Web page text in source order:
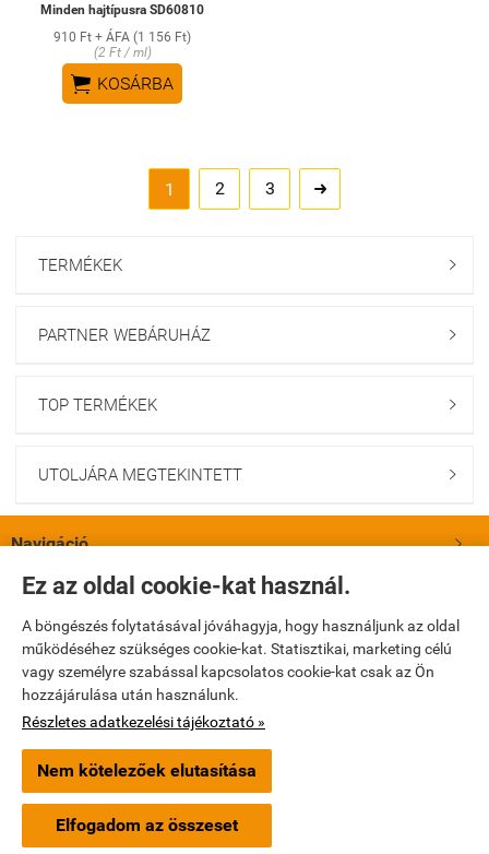
Ez az oldal cookie-kat használ.
A böngészés folytatásával jóváhagyja, hogy használjunk az oldal
működéséhez szükséges cookie-kat. Statisztikai, marketing célú
vagy személyre szabással kapcsolatos cookie-kat csak az Ön
hozzájárulása után használunk.
Részletes adatkezelési tájékoztató »
Nem kötelezőek elutasítása
Elfogadom az összeset
Minden hajtípusra SD60810
910 Ft + ÁFA (1 156 Ft)
(2 Ft / ml)
 KOSÁRBA
1 2 3 
TERMÉKEK 
PARTNER WEBÁRUHÁZ 
TOP TERMÉKEK 
UTOLJÁRA MEGTEKINTETT 
Navigáció 
Saját fiók
Bemutatkozás
Elérhetőségek
Webáruház készítés